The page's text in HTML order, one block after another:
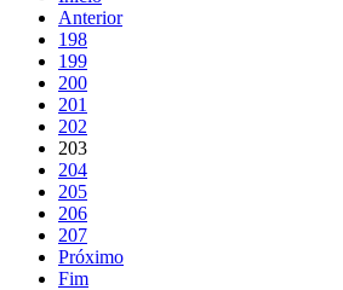
Anterior
198
199
200
201
202
203
204
205
206
207
Próximo
Fim